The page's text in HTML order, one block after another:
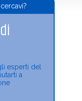
esperti del
a